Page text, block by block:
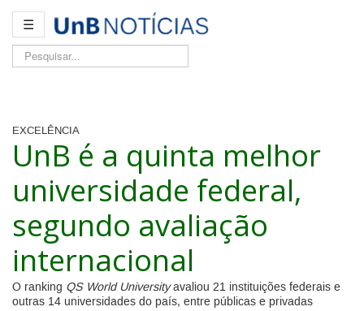
☰
Pesquisar...
EXCELÊNCIA
UnB é a quinta melhor
universidade federal,
segundo avaliação
internacional
O ranking QS World Universityavaliou 21 instituições federais e
outras 14 universidades do país, entre públicas e privadas